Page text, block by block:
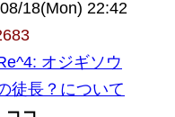
18(Mon) 22:42
オジギソウ
徒長？について